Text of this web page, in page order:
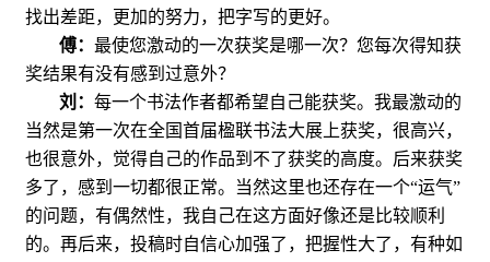
找出差距，更加的努力，把字写的更好。
傅：最使您激动的一次获奖是哪一次？您每次得知获
奖结果有没有感到过意外？
刘：每一个书法作者都希望自己能获奖。我最激动的
当然是第一次在全国首届楹联书法大展上获奖，很高兴，
也很意外，觉得自己的作品到不了获奖的高度。后来获奖
多了，感到一切都很正常。当然这里也还存在一个“运气”
的问题，有偶然性，我自己在这方面好像还是比较顺利
的。再后来，投稿时自信心加强了，把握性大了，有种如